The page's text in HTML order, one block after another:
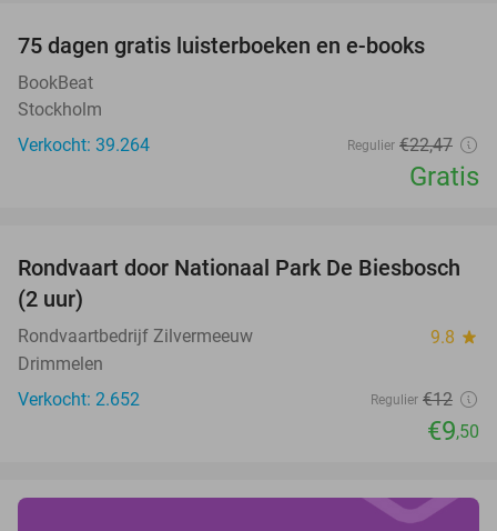
75 dagen gratis luisterboeken en e-books
BookBeat
Stockholm
Verkocht: 39.264
Regulier €22,47
Gratis
21%
Rondvaart door Nationaal Park De Biesbosch
(2 uur)
Rondvaartbedrijf Zilvermeeuw 9.8 star
Drimmelen
Verkocht: 2.652
Regulier €12
€9,50